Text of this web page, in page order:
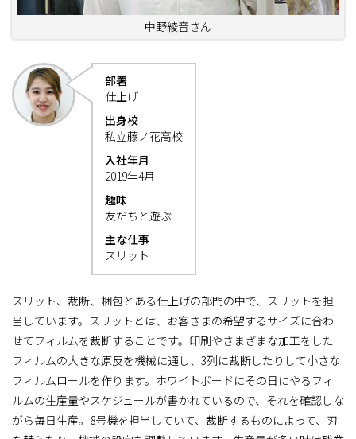
中野綾音さん
部署
仕上げ
出身校
私立藤ノ花高校
入社年月
2019年4月
趣味
友だちと遊ぶ
主な仕事
スリット
スリット、裁断、梱包とある仕上げの部門の中で、スリットを担
当しています。スリットとは、お客さまの希望するサイズに合わ
せてフィルムを裁断することです。印刷やさまざまな加工をした
フィルムの大きな原反を機械に通し、3列に裁断したりして小さな
フィルムロールを作ります。ホワイトボードにその日にやるフィ
ルムの生産量やスケジュールが書かれているので、それを確認しな
がら毎日生産。8号機を担当していて、裁断するものによって、刃